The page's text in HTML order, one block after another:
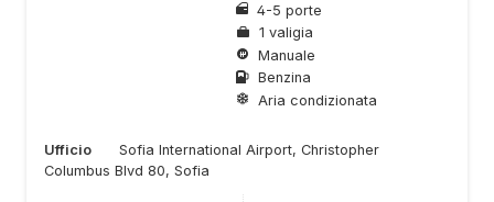
4-5 porte
1 valigia
Manuale
Benzina
Aria condizionata
Ufficio
Sofia International Airport, Christopher
Columbus Blvd 80, Sofia